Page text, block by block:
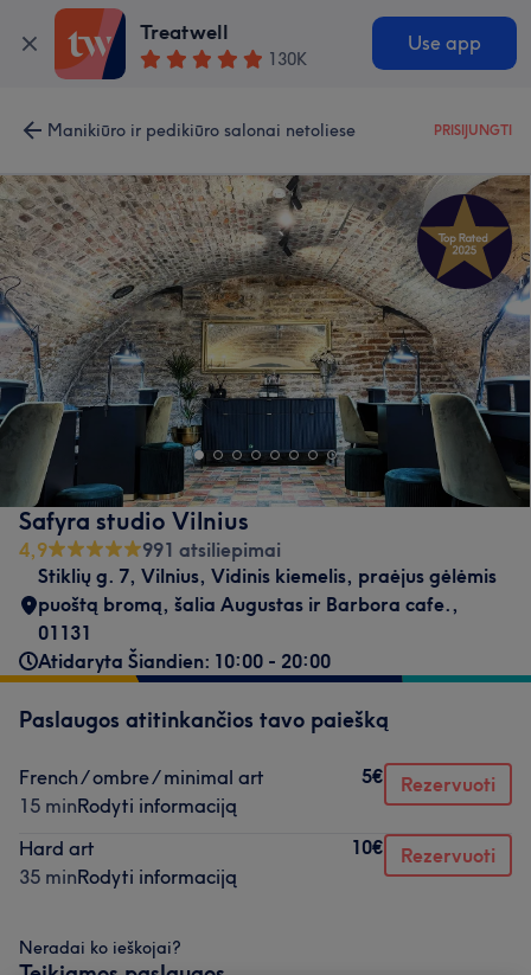
Treatwell
130K
Use app
Manikiūro ir pedikiūro salonai netoliese PRISIJUNGTI
Safyra studio Vilnius
4,9
991 atsiliepimai
Stiklių g. 7, Vilnius, Vidinis kiemelis, praėjus gėlėmis
puoštą bromą, šalia Augustas ir Barbora cafe.,
01131
Atidaryta Šiandien: 10:00 - 20:00
Paslaugos atitinkančios tavo paiešką
French / ombre / minimal art
15 minRodyti informaciją
5€ Rezervuoti
Hard art
35 minRodyti informaciją
10€ Rezervuoti
Neradai ko ieškojai?